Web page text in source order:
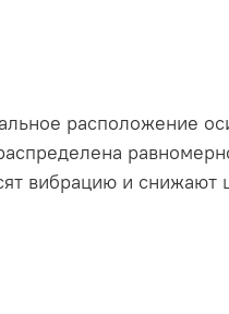
расположение
вибрацию и снижают